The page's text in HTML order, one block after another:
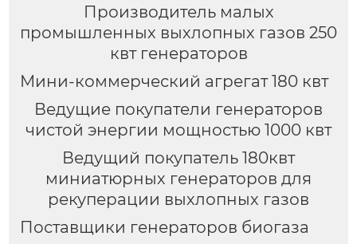
Производитель малых
промышленных выхлопных газов 250
квт генераторов
Мини-коммерческий агрегат 180 квт
Ведущие покупатели генераторов
чистой энергии мощностью 1000 квт
Ведущий покупатель 180квт
миниатюрных генераторов для
рекуперации выхлопных газов
Поставщики генераторов биогаза